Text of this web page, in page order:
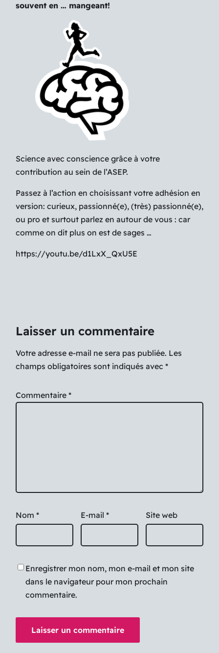
souvent en … mangeant!
Science avec conscience grâce à votre
contribution au sein de l’ASEP.
Passez à l’action en choisissant votre adhésion en
version: curieux, passionné(e), (très) passionné(e),
ou pro et surtout parlez en autour de vous : car
comme on dit plus on est de sages …
https://youtu.be/d1LxX_QxU5E
Laisser un commentaire
Votre adresse e-mail ne sera pas publiée. Les
champs obligatoires sont indiqués avec *
Commentaire *
Nom * E-mail * Site web
Enregistrer mon nom, mon e-mail et mon site
dans le navigateur pour mon prochain
commentaire.